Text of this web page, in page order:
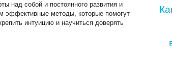
над собой и постоянного развития и
эффективные методы, которые помогут
интуицию и научиться доверять